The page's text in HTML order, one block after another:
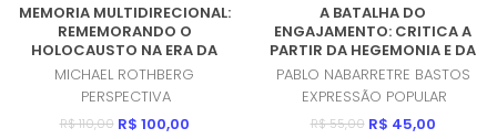
MEMORIA MULTIDIRECIONAL:
REMEMORANDO O
HOLOCAUSTO NA ERA DA
DESCOLONIZAÇAO
(PRODUTO NOVO)
MICHAEL ROTHBERG
PERSPECTIVA
R$ 110,00 R$ 100,00
A BATALHA DO
ENGAJAMENTO: CRITICA A
PARTIR DA HEGEMONIA E DA
ECONOMIA POLITICA DA
COMUNICAÇAO (EPC)
(PRODUTO NOVO)
PABLO NABARRETRE BASTOS
EXPRESSÃO POPULAR
R$ 55,00 R$ 45,00